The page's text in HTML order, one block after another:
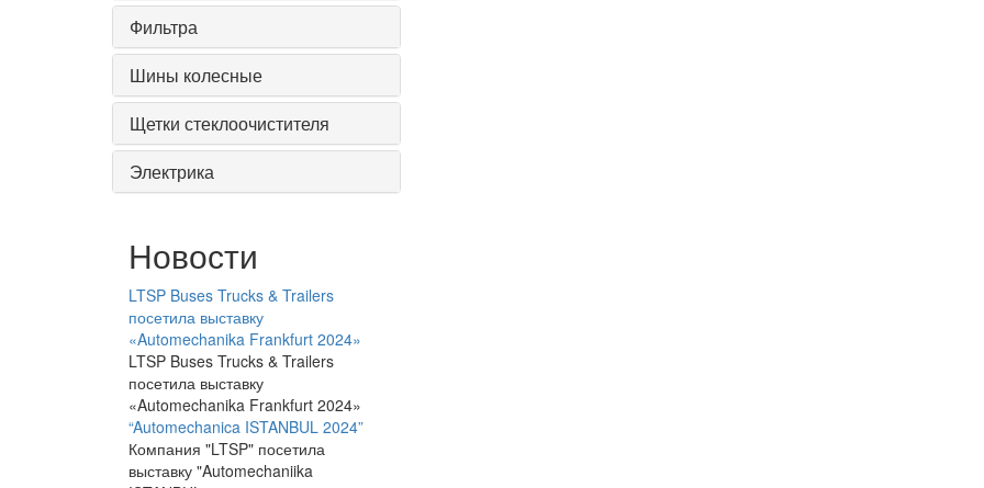
Фильтра
Шины колесные
Щетки стеклоочистителя
Электрика
Новости
LTSP Buses Trucks & Trailers
посетила выставку
«Automechanika Frankfurt 2024»
LTSP Buses Trucks & Trailers
посетила выставку
«Automechanika Frankfurt 2024»
“Automechanica ISTANBUL 2024”
Компания "LTSP" посетила
выставку "Automechaniika